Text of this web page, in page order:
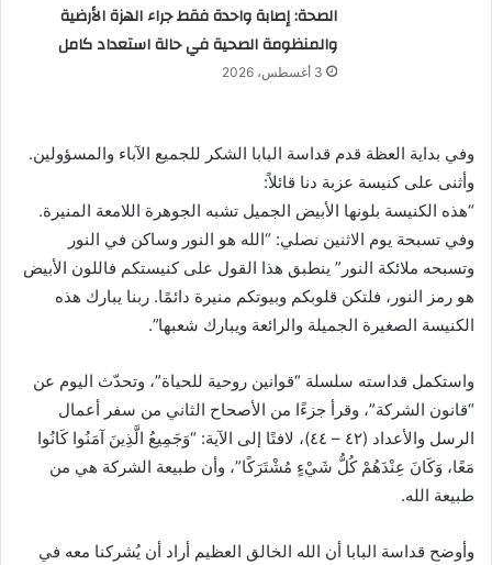
الصحة: إصابة واحدة فقط جراء الهزة الأرضية
والمنظومة الصحية في حالة استعداد كامل
3 أغسطس، 2026
وفي بداية العظة قدم قداسة البابا الشكر للجميع الآباء والمسؤولين.
وأثنى على كنيسة عزبة دنا قائلاً:
“هذه الكنيسة بلونها الأبيض الجميل تشبه الجوهرة اللامعة المنيرة.
وفي تسبحة يوم الاثنين نصلي: “الله هو النور وساكن في النور
وتسبحه ملائكة النور” ينطبق هذا القول على كنيستكم فاللون الأبيض
هو رمز النور، فلتكن قلوبكم وبيوتكم منيرة دائمًا. ربنا يبارك هذه
الكنيسة الصغيرة الجميلة والرائعة ويبارك شعبها”.
واستكمل قداسته سلسلة “قوانين روحية للحياة”، وتحدّث اليوم عن
“قانون الشركة”، وقرأ جزءًا من الأصحاح الثاني من سفر أعمال
الرسل والأعداد (٤٢ – ٤٤)، لافتًا إلى الآية: “وَجَمِيعُ الَّذِينَ آمَنُوا كَانُوا
مَعًا، وَكَانَ عِنْدَهُمْ كُلُّ شَيْءٍ مُشْتَرَكًا”، وأن طبيعة الشركة هي من
طبيعة الله.
وأوضح قداسة البابا أن الله الخالق العظيم أراد أن يُشركنا معه في